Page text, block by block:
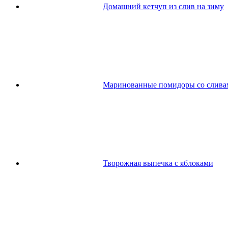
Домашний кетчуп из слив на зиму
Маринованные помидоры со
Творожная выпечка с яблоками